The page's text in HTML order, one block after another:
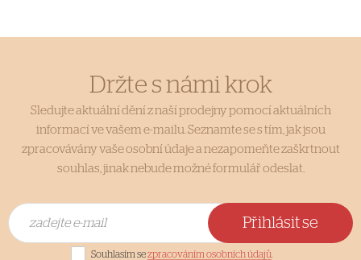
Držte s námi krok
Sledujte aktuální dění z naší prodejny pomocí aktuálních
informací ve vašem e-mailu. Seznamte se s tím, jak jsou
zpracovávány vaše osobní údaje a nezapomeňte zaškrtnout
souhlas, jinak nebude možné formulář odeslat.
Přihlásit se
Souhlasím sezpracováním osobních údajů